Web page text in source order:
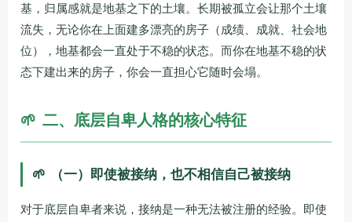
基，归属感就是地基之下的土壤。长期被孤立会让那个土壤
流失，无论你在上面建多漂亮的房子（成绩、成就、社会地
位），地基都会一直处于不稳的状态。而你在地基不稳的状
态下建出来的房子，你会一直担心它随时会塌。
🌱 二、底层自卑人格的核心特征
🌱 （一）即使被接纳，也不相信自己被接纳
对于底层自卑者来说，接纳是一种无法被注册的经验。即使